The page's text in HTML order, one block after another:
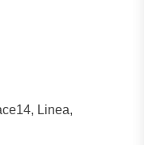
Linea,